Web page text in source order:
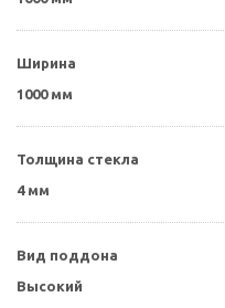
Ширина
1000 мм
Толщина стекла
4 мм
Вид поддона
Высокий